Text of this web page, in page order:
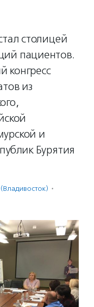
столицей
пациентов.
конгресс
из
и
Бурятия
·